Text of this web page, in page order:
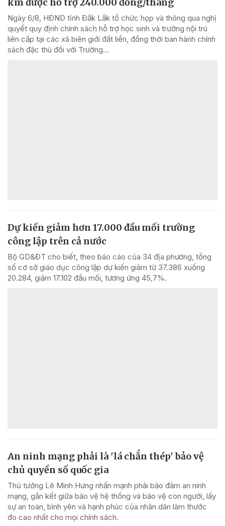
Ngày 6/8, HĐND tỉnh Đắk Lắk tổ chức họp và thông qua nghị
quyết quy định chính sách hỗ trợ học sinh và trường nội trú
liên cấp tại các xã biên giới đất liền, đồng thời ban hành chính
sách đặc thù đối với Trường...
Dự kiến giảm hơn 17.000 đầu mối trường
công lập trên cả nước
Bộ GD&ĐT cho biết, theo báo cáo của 34 địa phương, tổng
số cơ sở giáo dục công lập dự kiến giảm từ 37.386 xuống
20.284, giảm 17.102 đầu mối, tương ứng 45,7%.
An ninh mạng phải là 'lá chắn thép' bảo vệ
chủ quyền số quốc gia
Thủ tướng Lê Minh Hưng nhấn mạnh phải bảo đảm an ninh
mạng, gắn kết giữa bảo vệ hệ thống và bảo vệ con người, lấy
sự an toàn, bình yên và hạnh phúc của nhân dân làm thước
đo cao nhất cho mọi chính sách.